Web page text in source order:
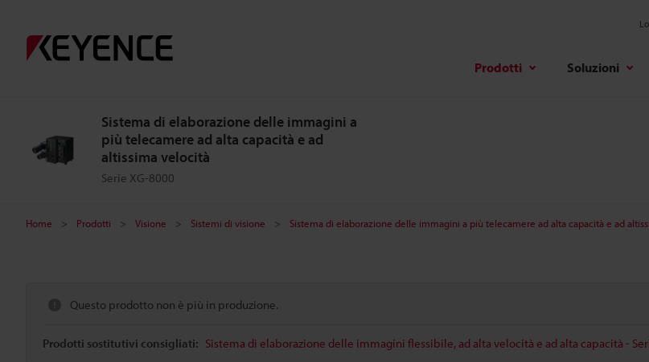
Prodotti Soluzioni
Sistema di elaborazione delle immagini a
più telecamere ad alta capacità e ad
altissima velocità
Serie XG-8000
Home Prodotti Visione Sistemi di visione Sistema di elaborazione delle immagini a più telecamere ad alta capacità e ad
Questo prodotto non è più in produzione.
Prodotti sostitutivi consigliati: Sistema di elaborazione delle immagini flessibile, ad alta velocità e ad alta capacità -